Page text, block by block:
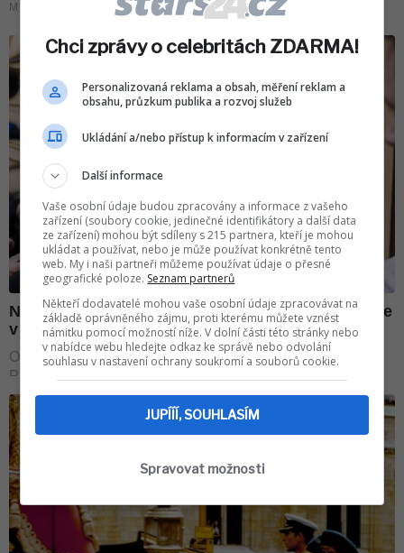
Chci zprávy o celebritách ZDARMA!
Personalizovaná reklama a obsah, měření reklam a
obsahu, průzkum publika a rozvoj služeb
Ukládání a/nebo přístup k informacím v zařízení
Další informace
Vaše osobní údaje budou zpracovány a informace z vašeho
zařízení (soubory cookie, jedinečné identifikátory a další data
ze zařízení) mohou být sdíleny s 215 partnera, kteří je mohou
ukládat a používat, nebo je může používat konkrétně tento
web. My i naši partneři můžeme používat údaje o přesné
geografické poloze. Seznam partnerů
Někteří dodavatelé mohou vaše osobní údaje zpracovávat na
základě oprávněného zájmu, proti kterému můžete vznést
námitku pomocí možností níže. V dolní části této stránky nebo
v nabídce webu hledejte odkaz ke správě nebo odvolání
souhlasu v nastavení ochrany soukromí a souborů cookie.
JUPÍÍÍ, SOUHLASÍM
Spravovat možnosti